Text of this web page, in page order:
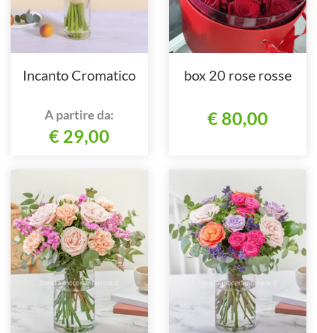
Incanto Cromatico
A partire da:
€ 29,00
box 20 rose rosse
€ 80,00